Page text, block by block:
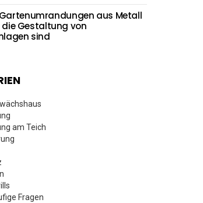
aus Metall
Gestaltung von
sind
am Teich
Fragen